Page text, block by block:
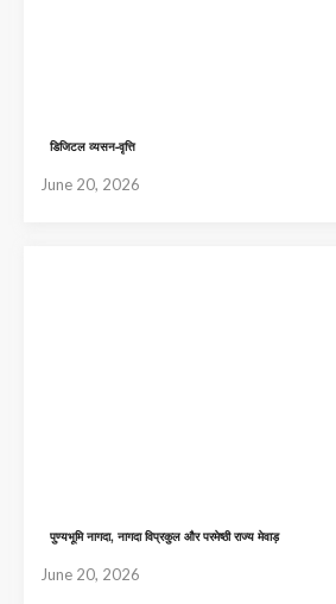
डिजिटल व्यसन-वृत्ति
June 20, 2026
पुण्यभूमि नागदा, नागदा विप्रकुल और परमेष्ठी राज्य मेवाड़
June 20, 2026